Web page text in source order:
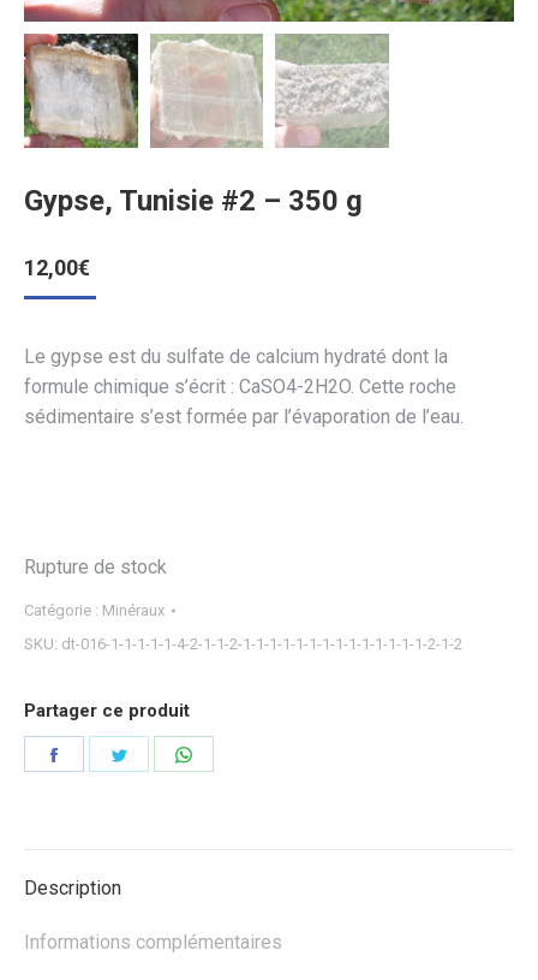
Gypse, Tunisie #2 – 350 g
12,00€
Le gypse est du sulfate de calcium hydraté dont la
formule chimique s’écrit : CaSO4-2H2O. Cette roche
sédimentaire s’est formée par l’évaporation de l’eau.
Rupture de stock
Catégorie : Minéraux
SKU: dt-016-1-1-1-1-1-4-2-1-1-2-1-1-1-1-1-1-1-1-1-1-1-1-1-1-2-1-2
Partager ce produit
Partager Partager
Description
Informations complémentaires